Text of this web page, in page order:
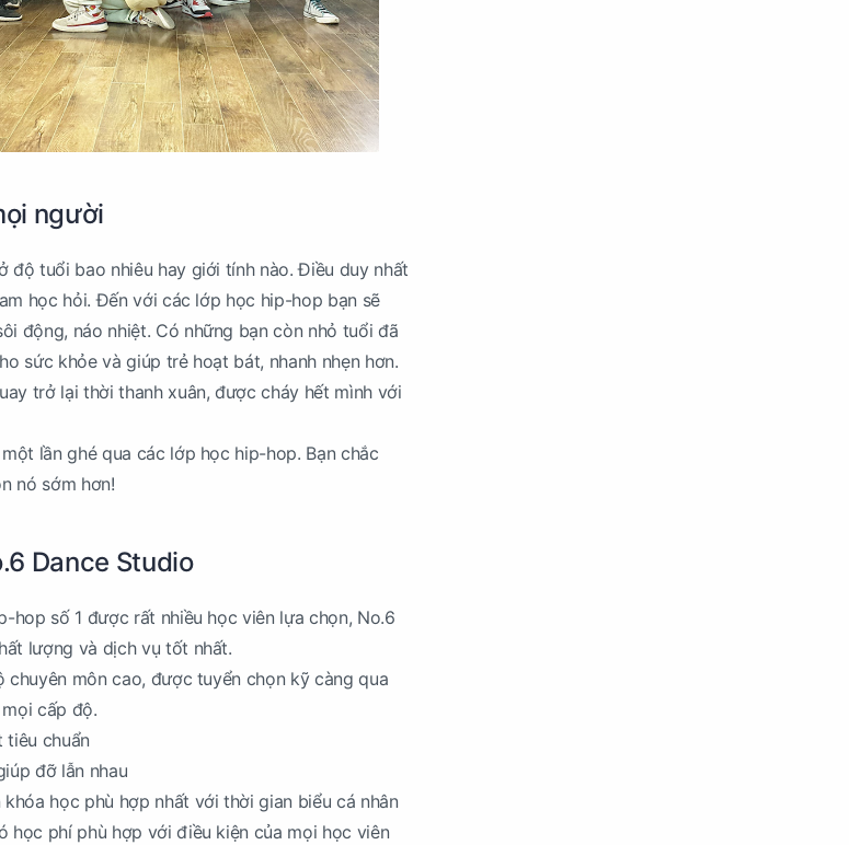
người
độ tuổi bao nhiêu hay giới tính nào. Điều duy nhất
học hỏi. Đến với các lớp học hip-hop bạn sẽ
động, náo nhiệt. Có những bạn còn nhỏ tuổi đã
sức khỏe và giúp trẻ hoạt bát, nhanh nhẹn hơn.
trở lại thời thanh xuân, được cháy hết mình với
lần ghé qua các lớp học hip-hop. Bạn chắc
nó sớm hơn!
Dance Studio
hop số 1 được rất nhiều học viên lựa chọn, No.6
lượng và dịch vụ tốt nhất.
môn cao, được tuyển chọn kỹ càng qua
cấp độ.
chuẩn
đỡ lẫn nhau
học phù hợp nhất với thời gian biểu cá nhân
học phí phù hợp với điều kiện của mọi học viên